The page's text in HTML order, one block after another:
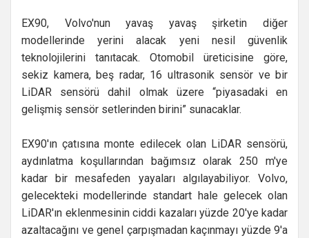
EX90, Volvo'nun yavaş yavaş şirketin diğer
modellerinde yerini alacak yeni nesil güvenlik
teknolojilerini tanıtacak. Otomobil üreticisine göre,
sekiz kamera, beş radar, 16 ultrasonik sensör ve bir
LiDAR sensörü dahil olmak üzere “piyasadaki en
gelişmiş sensör setlerinden birini” sunacaklar.
EX90'ın çatısına monte edilecek olan LiDAR sensörü,
aydınlatma koşullarından bağımsız olarak 250 m'ye
kadar bir mesafeden yayaları algılayabiliyor. Volvo,
gelecekteki modellerinde standart hale gelecek olan
LiDAR'ın eklenmesinin ciddi kazaları yüzde 20'ye kadar
azaltacağını ve genel çarpışmadan kaçınmayı yüzde 9'a